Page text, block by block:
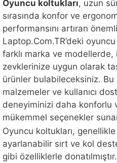
Oyuncu koltukları, uzun
sırasında konfor ve
performansını artıran
Laptop.Com.TR’deki
farklı marka ve modellerde,
zevklerinize uygun olarak
ürünler bulabileceksiniz. Bu
malzemeler ve kullanıcı
deneyiminizi daha konforlu
mükemmel seçenekler
Oyuncu koltukları,
ayarlanabilir sırt ve kol
gibi özelliklerle